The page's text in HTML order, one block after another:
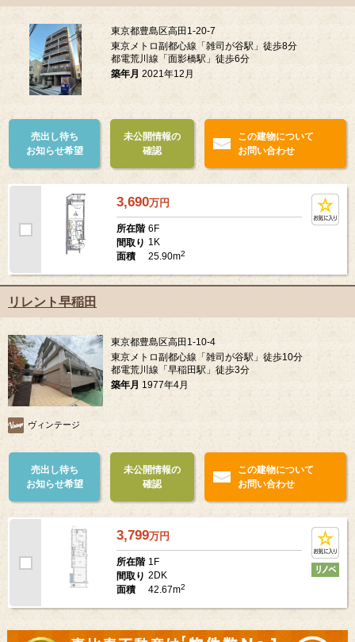
東京都豊島区高田1-20-7
東京メトロ副都心線「雑司が谷駅」徒歩8分
都電荒川線「面影橋駅」徒歩6分
築年月 2021年12月
売出し待ち
お知らせ希望
未公開情報の
確認
この建物について
お問い合わせ
3,690万円
所在階 6F
間取り 1K
面積
25.90m2
リレント早稲田
東京都豊島区高田1-10-4
東京メトロ副都心線「雑司が谷駅」徒歩10分
都電荒川線「早稲田駅」徒歩3分
築年月 1977年4月
ヴィンテージ
売出し待ち
お知らせ希望
未公開情報の
確認
この建物について
お問い合わせ
3,799万円
所在階 1F
間取り 2DK
面積
42.67m2